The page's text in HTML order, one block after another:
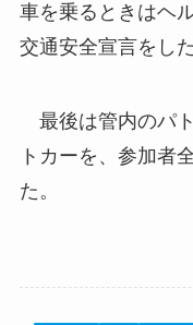
車を乗るときはヘ
交通安全宣言をした
最後は管内のパ
トカーを、参加者
た。